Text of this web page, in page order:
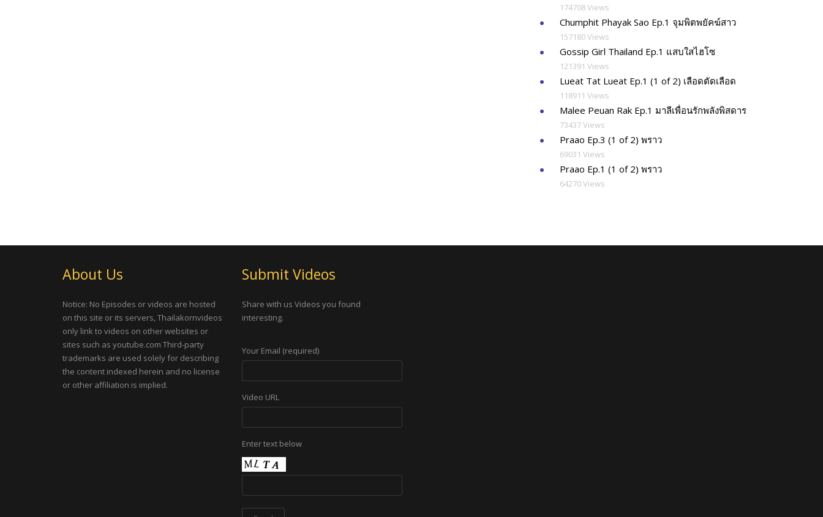
174708 Views
Chumphit Phayak Sao Ep.1 จุมพิตพยัคฆ์สาว
157180 Views
Gossip Girl Thailand Ep.1 แสบใสไฮโซ
121391 Views
Lueat Tat Lueat Ep.1 (1 of 2) เลือดตัดเลือด
118911 Views
Malee Peuan Rak Ep.1 มาลีเพื่อนรักพลังพิสดาร
73437 Views
Praao Ep.3 (1 of 2) พราว
69031 Views
Praao Ep.1 (1 of 2) พราว
64270 Views
About Us
Notice: No Episodes or videos are hosted
on this site or its servers, Thailakornvideos
only link to videos on other websites or
sites such as youtube.com Third-party
trademarks are used solely for describing
the content indexed herein and no license
or other affiliation is implied.
Submit Videos
Share with us Videos you found
interesting.
Your Email (required)
Video URL
Enter text below